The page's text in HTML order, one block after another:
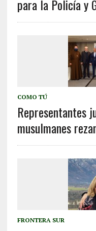
para la Policía y
COMO TÚ
Representantes
musulmanes
FRONTERA SUR